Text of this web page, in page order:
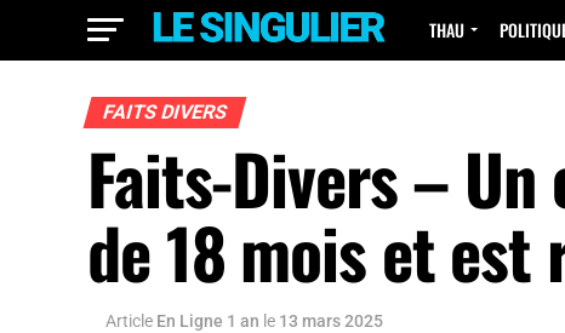
THAU
FAITS DIVERS
Faits-Divers –
de 18 mois et
Article En Ligne 1 an le 13 mars 2025